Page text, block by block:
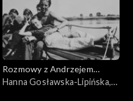
Rozmowy z Andrzejem
Doboszem
Hanna Gosławska-Lipińska,